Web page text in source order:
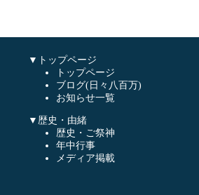
▼トップページ
トップページ
ブログ(日々八百万)
お知らせ一覧
▼歴史・由緒
歴史・ご祭神
年中行事
メディア掲載